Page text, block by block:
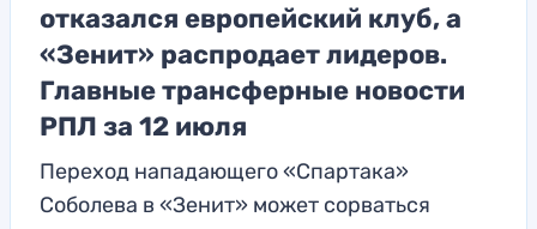
отказался европейский клуб, а
«Зенит» распродает лидеров.
Главные трансферные новости
РПЛ за 12 июля
Переход нападающего «Спартака»
Соболева в «Зенит» может сорваться